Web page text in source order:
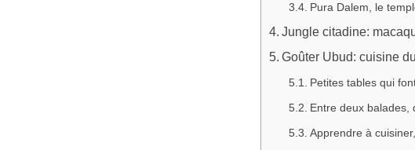
Pura Dalem, le
Jungle citadine:
Goûter Ubud: cuisine
Petites tables qui
Entre deux balades,
Apprendre à